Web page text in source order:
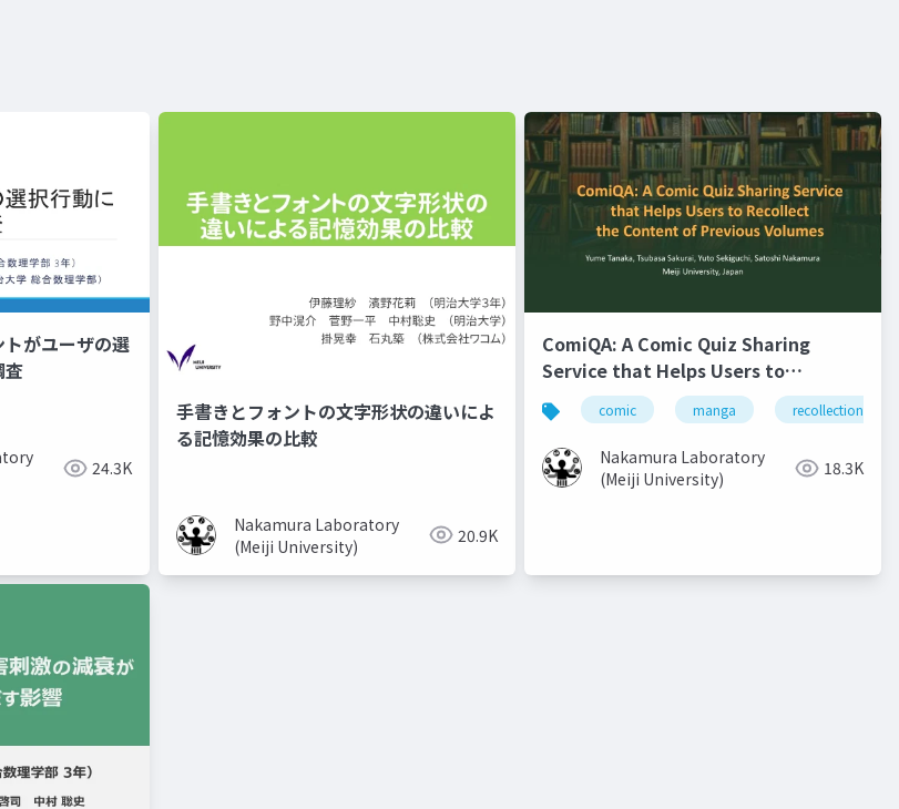
がユーザの選
査
24.3K
手書きとフォントの文字形状の違いによ
る記憶効果の比較
Nakamura Laboratory
(Meiji University)
20.9K
ComiQA: A Comic Quiz Sharing
Service that Helps Users to
Recollect the Content of Previous
Volumes
comic manga recollection
Nakamura Laboratory
(Meiji University)
18.3K